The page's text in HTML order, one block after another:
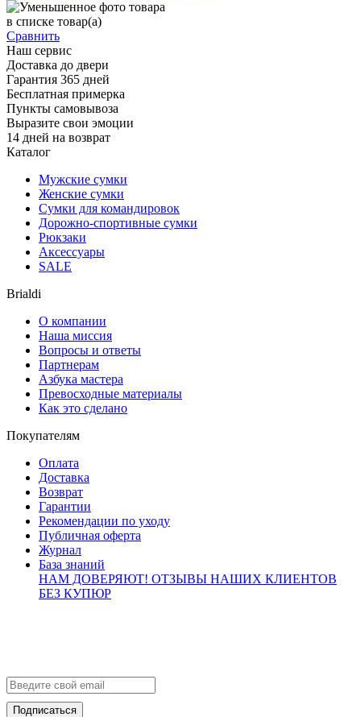
в списке товар(а)
Сравнить
Наш сервис
Доставка до двери
Гарантия 365 дней
Бесплатная примерка
Пункты самовывоза
Выразите свои эмоции
14 дней на возврат
Каталог
Мужские сумки
Женские сумки
Сумки для командировок
Дорожно-спортивные сумки
Рюкзаки
Аксессуары
SALE
Brialdi
О компании
Наша миссия
Вопросы и ответы
Партнерам
Азбука мастера
Превосходные материалы
Как это сделано
Покупателям
Оплата
Доставка
Возврат
Гарантии
Рекомендации по уходу
Публичная оферта
Журнал
База знаний
НАМ ДОВЕРЯЮТ! ОТЗЫВЫ НАШИХ КЛИЕНТОВ
БЕЗ КУПЮР